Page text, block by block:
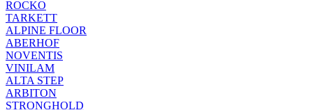
ROCKO
TARKETT
ALPINE FLOOR
ABERHOF
NOVENTIS
VINILAM
ALTA STEP
ARBITON
STRONGHOLD